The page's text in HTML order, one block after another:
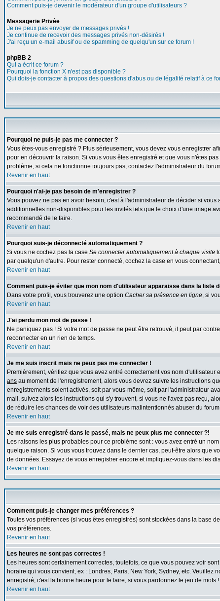
Comment puis-je devenir le modérateur d'un groupe d'utilisateurs ?
Messagerie Privée
Je ne peux pas envoyer de messages privés !
Je continue de recevoir des messages privés non-désirés !
J'ai reçu un e-mail abusif ou de spamming de quelqu'un sur ce forum !
phpBB 2
Qui a écrit ce forum ?
Pourquoi la fonction X n'est pas disponible ?
Qui dois-je contacter à propos des questions d'abus ou de légalité relatif à ce
Pourquoi ne puis-je pas me connecter ?
Vous êtes-vous enregistré ? Plus sérieusement, vous devez vous enregistrer
pour en découvrir la raison. Si vous vous êtes enregistré et que vous n'êtes
problème, si cela ne fonctionne toujours pas, contactez l'administrateur du
Revenir en haut
Pourquoi n'ai-je pas besoin de m'enregistrer ?
Vous pouvez ne pas en avoir besoin, c'est à l'administrateur de décider si
additionnelles non-disponibles pour les invités tels que le choix d'une image
recommandé de le faire.
Revenir en haut
Pourquoi suis-je déconnecté automatiquement ?
Si vous ne cochez pas la case Se connecter automatiquement à chaque visite
par quelqu'un d'autre. Pour rester connecté, cochez la case en vous
Revenir en haut
Comment puis-je éviter que mon nom d'utilisateur apparaisse dans la liste
Dans votre profil, vous trouverez une option Cacher sa présence en ligne, si
Revenir en haut
J'ai perdu mon mot de passe !
Ne paniquez pas ! Si votre mot de passe ne peut être retrouvé, il peut par
reconnecter en un rien de temps.
Revenir en haut
Je me suis inscrit mais ne peux pas me connecter !
Premièrement, vérifiez que vous avez entré correctement vos nom
ans au moment de l'enregistrement, alors vous devrez suivre les instructions
enregistrements soient activés, soit par vous-même, soit par l'administrateur
mail, suivez alors les instructions qui s'y trouvent, si vous ne l'avez pas reçu,
de réduire les chances de voir des utilisateurs malintentionnés abuser du
Revenir en haut
Je me suis enregistré dans le passé, mais ne peux plus me connecter ?!
Les raisons les plus probables pour ce problème sont : vous avez entré un
quelque raison. Si vous vous trouvez dans le dernier cas, peut-être alors que
de données. Essayez de vous enregistrer encore et impliquez-vous dans les
Revenir en haut
Comment puis-je changer mes préférences ?
Toutes vos préférences (si vous êtes enregistrés) sont stockées dans la base
vos préférences.
Revenir en haut
Les heures ne sont pas correctes !
Les heures sont certainement correctes, toutefois, ce que vous pouvez voir
horaire qui vous convient, ex : Londres, Paris, New York, Sydney, etc.
enregistré, c'est la bonne heure pour le faire, si vous pardonnez le jeu de mots !
Revenir en haut